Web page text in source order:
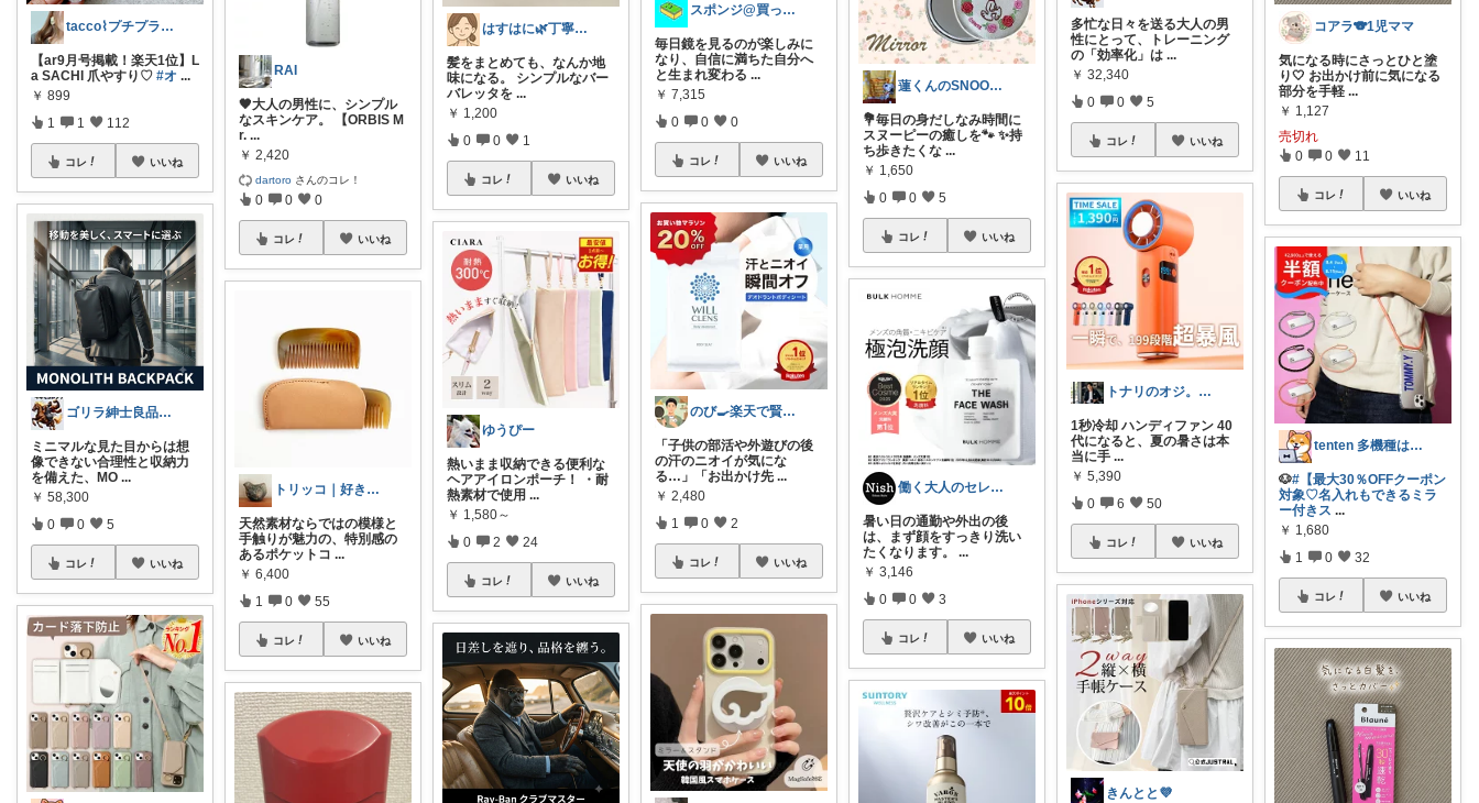
tacco⌇プチプラ服と愛用品
【ar9月号掲載！楽天1位】L
a SACHI 爪やすり♡ #オ ...
￥ 899
1 1 112
コレ いいね
ゴリラ紳士良品図鑑🦍経由購入感謝です！
ミニマルな見た目からは想
像できない合理性と収納力
を備えた、MO ...
￥ 58,300
0 0 5
コレ いいね
RAI
🖤大人の男性に、シンプル
なスキンケア。 【ORBIS M
r. ...
￥ 2,420
dartoro さんのコレ！
0 0 0
コレ いいね
トリッコ｜好きな雑貨・インテリア
天然素材ならではの模様と
手触りが魅力の、特別感の
あるポケットコ ...
￥ 6,400
1 0 55
コレ いいね
はすはに🌿丁寧な暮らし
髪をまとめても、なんか地
味になる。 シンプルなバー
バレッタを ...
￥ 1,200
0 0 1
コレ いいね
ゆうぴー
熱いまま収納できる便利な
ヘアアイロンポーチ！ ・耐
熱素材で使用 ...
￥ 1,580～
0 2 24
コレ いいね
スポンジ@買ってくれてありがとう！
毎日鏡を見るのが楽しみに
なり、自信に満ちた自分へ
と生まれ変わる ...
￥ 7,315
0 0 0
コレ いいね
のび🍳楽天で賢く！家族が喜ぶ便利グッズ
「子供の部活や外遊びの後
の汗のニオイが気にな
る…」「お出かけ先 ...
￥ 2,480
1 0 2
コレ いいね
蓮くんのSNOOPYおすすめROOM
💐毎日の身だしなみ時間に
スヌーピーの癒しを🐾 ✨持
ち歩きたくな ...
￥ 1,650
0 0 5
コレ いいね
働く大人のセレクト｜アーバンスタイル
暑い日の通勤や外出の後
は、まず顔をすっきり洗い
たくなります。...
￥ 3,146
0 0 3
コレ いいね
多忙な日々を送る大人の男
性にとって、トレーニング
の「効率化」は ...
￥ 32,340
0 0 5
コレ いいね
トナリのオジ。 40代からのイケオジ計画
1秒冷却 ハンディファン 40
代になると、夏の暑さは本
当に手 ...
￥ 5,390
0 6 50
コレ いいね
きんとと💜
コアラ🐨1児ママ
気になる時にさっとひと塗
り🤍 お出かけ前に気になる
部分を手軽 ...
￥ 1,127
売切れ
0 0 11
コレ いいね
tenten 多機種はAndro ok
🐶#【最大30％OFFクーポン
対象♡名入れもできるミラ
ー付きス ...
￥ 1,680
1 0 32
コレ いいね